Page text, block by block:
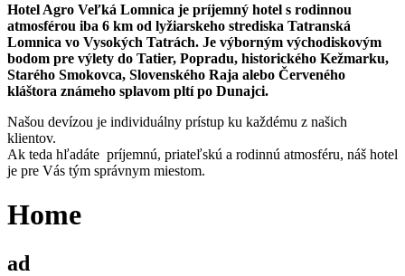
Hotel Agro Veľká Lomnica je príjemný hotel s rodinnou
atmosférou iba 6 km od lyžiarskeho strediska Tatranská
Lomnica vo Vysokých Tatrách. Je výborným východiskovým
bodom pre výlety do Tatier, Popradu, historického Kežmarku,
Starého Smokovca, Slovenského Raja alebo Červeného
kláštora známeho splavom pltí po Dunajci.
Našou devízou je individuálny prístup ku každému z našich
klientov.
Ak teda hľadáte príjemnú, priateľskú a rodinnú atmosféru, náš hotel
je pre Vás tým správnym miestom.
Home
ad